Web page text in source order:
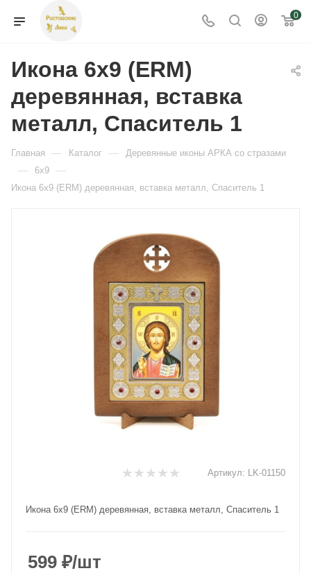
0
Икона 6x9 (ERM)
деревянная, вставка
металл, Спаситель 1
Главная — Каталог — Деревянные иконы АРКА со стразами
— 6x9 —
Икона 6x9 (ERM) деревянная, вставка металл, Спаситель 1
Артикул: LK-01150
Икона 6x9 (ERM) деревянная, вставка металл, Спаситель 1
599 ₽/шт